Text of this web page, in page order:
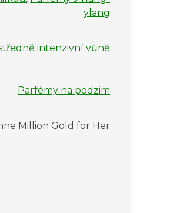
ylang
intenzivní vůně
Parfémy na podzim
Million Gold for Her